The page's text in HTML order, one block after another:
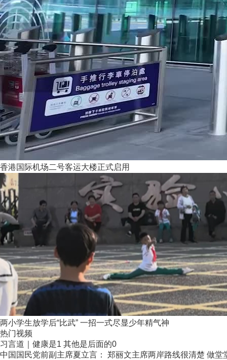
香港国际机场二号客运大楼正式启用
两小学生放学后“比武” 一招一式尽显少年精气神
热门视频
习言道｜健康是1 其他是后面的0
中国国民党前副主席夏立言： 郑丽文主席两岸路线很清楚 做堂